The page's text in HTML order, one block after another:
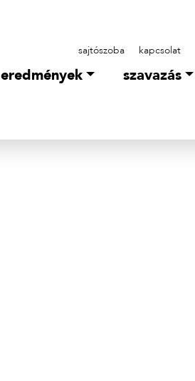
sajtószoba kapcsolat
eredmények szavazás